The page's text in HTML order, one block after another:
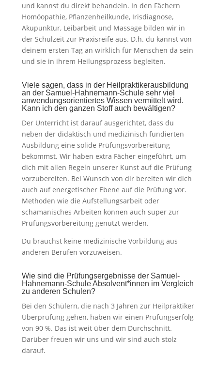
und kannst du direkt behandeln. In den Fächern
Homöopathie, Pflanzenheilkunde, Irisdiagnose,
Akupunktur, Leibarbeit und Massage bilden wir in
der Schulzeit zur Praxisreife aus. D.h. du kannst von
deinem ersten Tag an wirklich für Menschen da sein
und sie in ihrem Heilungsprozess begleiten.
Viele sagen, dass in der Heilpraktikerausbildung
an der Samuel-Hahnemann-Schule sehr viel
anwendungsorientiertes Wissen vermittelt wird.
Kann ich den ganzen Stoff auch bewältigen?
Der Unterricht ist darauf ausgerichtet, dass du
neben der didaktisch und medizinisch fundierten
Ausbildung eine solide Prüfungsvorbereitung
bekommst. Wir haben extra Fächer eingeführt, um
dich mit allen Regeln unserer Kunst auf die Prüfung
vorzubereiten. Bei Wunsch von dir bereiten wir dich
auch auf energetischer Ebene auf die Prüfung vor.
Methoden wie die Aufstellungsarbeit oder
schamanisches Arbeiten können auch super zur
Prüfungsvorbereitung genutzt werden.
Du brauchst keine medizinische Vorbildung aus
anderen Berufen vorzuweisen.
Wie sind die Prüfungsergebnisse der Samuel-
Hahnemann-Schule Absolvent*innen im Vergleich
zu anderen Schulen?
Bei den Schülern, die nach 3 Jahren zur Heilpraktiker
Überprüfung gehen, haben wir einen Prüfungserfolg
von 90 %. Das ist weit über dem Durchschnitt.
Darüber freuen wir uns und wir sind auch stolz
darauf.